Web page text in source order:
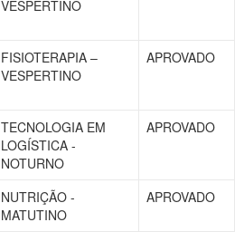
VESPERTINO
FISIOTERAPIA –
VESPERTINO
APROVADO
TECNOLOGIA EM
LOGÍSTICA -
NOTURNO
APROVADO
NUTRIÇÃO -
MATUTINO
APROVADO